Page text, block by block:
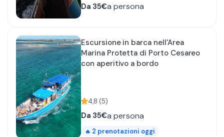
Da 35€a persona
Escursione in barca nell'Area
Marina Protetta di Porto Cesareo
con aperitivo a bordo
4,8 (5)
Da 35€a persona
🔥 2 prenotazioni oggi